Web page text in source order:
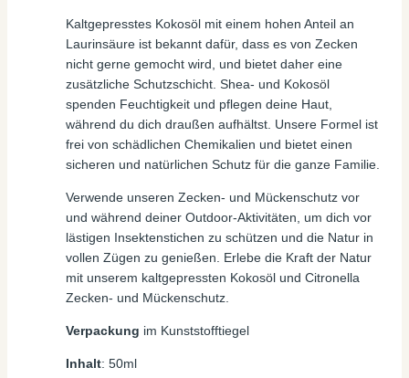
Kaltgepresstes Kokosöl mit einem hohen Anteil an
Laurinsäure ist bekannt dafür, dass es von Zecken
nicht gerne gemocht wird, und bietet daher eine
zusätzliche Schutzschicht. Shea- und Kokosöl
spenden Feuchtigkeit und pflegen deine Haut,
während du dich draußen aufhältst. Unsere Formel ist
frei von schädlichen Chemikalien und bietet einen
sicheren und natürlichen Schutz für die ganze Familie.
Verwende unseren Zecken- und Mückenschutz vor
und während deiner Outdoor-Aktivitäten, um dich vor
lästigen Insektenstichen zu schützen und die Natur in
vollen Zügen zu genießen. Erlebe die Kraft der Natur
mit unserem kaltgepressten Kokosöl und Citronella
Zecken- und Mückenschutz.
Verpackung im Kunststofftiegel
Inhalt: 50ml